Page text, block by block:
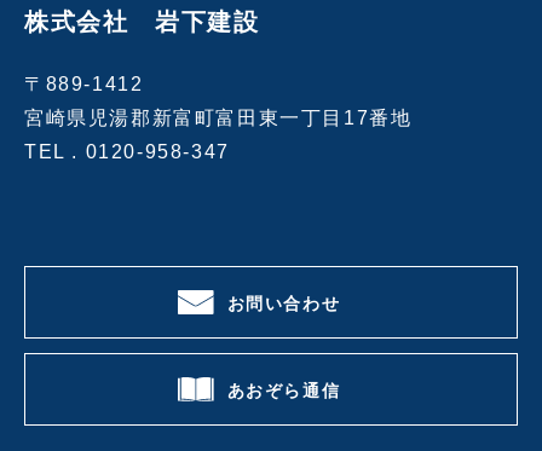
株式会社 岩下建設
〒889-1412
宮崎県児湯郡新富町富田東一丁目17番地
TEL . 0120-958-347
お問い合わせ
あおぞら通信